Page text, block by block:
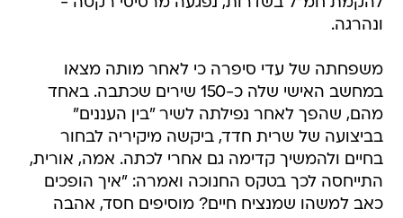
ונהרגה.
משפחתה של עדי סיפרה כי לאחר מותה מצאו
במחשב האישי שלה כ-150 שירים שכתבה. באחד
מהם, שהפך לאחר נפילתה לשיר "בין העננים"
בביצועה של שרית חדד, ביקשה מיקיריה לבחור
בחיים ולהמשיך קדימה גם אחרי לכתה. אמה, אורית,
התייחסה לכך בטקס החנוכה ואמרה: "איך הופכים
כאב למשהו שמנציח חיים? מוסיפים חסד, אהבה